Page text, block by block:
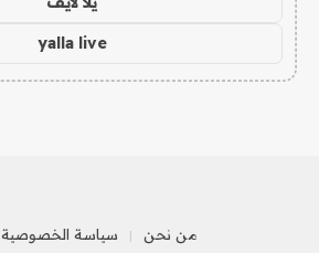
yalla live
من نحن سياسة الخصوصية